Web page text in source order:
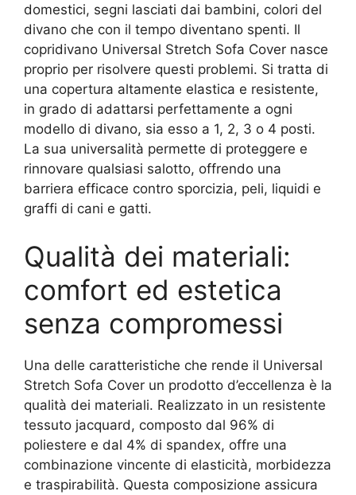
domestici, segni lasciati dai bambini, colori del
divano che con il tempo diventano spenti. Il
copridivano Universal Stretch Sofa Cover nasce
proprio per risolvere questi problemi. Si tratta di
una copertura altamente elastica e resistente,
in grado di adattarsi perfettamente a ogni
modello di divano, sia esso a 1, 2, 3 o 4 posti.
La sua universalità permette di proteggere e
rinnovare qualsiasi salotto, offrendo una
barriera efficace contro sporcizia, peli, liquidi e
graffi di cani e gatti.
Qualità dei materiali:
comfort ed estetica
senza compromessi
Una delle caratteristiche che rende il Universal
Stretch Sofa Cover un prodotto d’eccellenza è la
qualità dei materiali. Realizzato in un resistente
tessuto jacquard, composto dal 96% di
poliestere e dal 4% di spandex, offre una
combinazione vincente di elasticità, morbidezza
e traspirabilità. Questa composizione assicura